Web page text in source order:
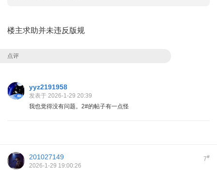
楼主求助并未违反版规
点评
yyz2191958
发表于 2026-1-29 20:39
我也觉得没有问题。2#的帖子有一点怪
7#
201027149
2026-1-29 19:00:26